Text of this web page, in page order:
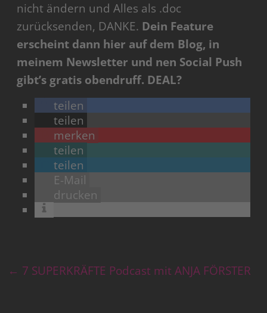
nicht ändern und Alles als .doc
zurücksenden, DANKE. Dein Feature
erscheint dann hier auf dem Blog, in
meinem Newsletter und nen Social Push
gibt’s gratis obendruff. DEAL?
teilen
teilen
merken
teilen
teilen
E-Mail
drucken
← 7 SUPERKRÄFTE Podcast mit ANJA FÖRSTER